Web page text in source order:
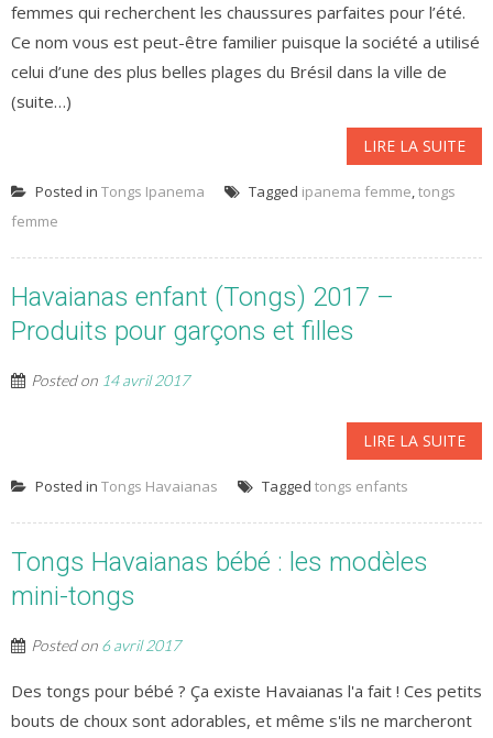
femmes qui recherchent les chaussures parfaites pour l’été.
Ce nom vous est peut-être familier puisque la société a utilisé
celui d’une des plus belles plages du Brésil dans la ville de
(suite…)
LIRE LA SUITE
Posted in Tongs Ipanema Tagged ipanema femme,tongs
femme
Havaianas enfant (Tongs) 2017 –
Produits pour garçons et filles
Posted on 14 avril 2017
LIRE LA SUITE
Posted in Tongs Havaianas Tagged tongs enfants
Tongs Havaianas bébé : les modèles
mini-tongs
Posted on 6 avril 2017
Des tongs pour bébé ? Ça existe Havaianas l'a fait ! Ces petits
bouts de choux sont adorables, et même s'ils ne marcheront